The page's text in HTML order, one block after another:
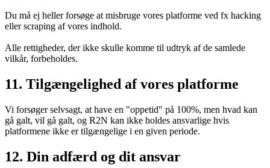
Du må ej heller forsøge at misbruge vores platforme ved fx hacking
eller scraping af vores indhold.
Alle rettigheder, der ikke skulle komme til udtryk af de samlede
vilkår, forbeholdes.
11. Tilgængelighed af vores platforme
Vi forsøger selvsagt, at have en "oppetid" på 100%, men hvad kan
gå galt, vil gå galt, og R2N kan ikke holdes ansvarlige hvis
platformene ikke er tilgængelige i en given periode.
12. Din adfærd og dit ansvar